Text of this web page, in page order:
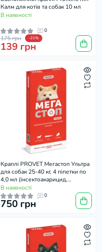
Калм для котів та собак 10 мл
В наявності
0
175 грн -21%
139 грн
Краплі PROVET Мегастоп Ультра
для собак 25-40 кг, 4 піпетки по
4,0 мл (інсектоакарицид,
антигельмінтик)
В наявності
0
750 грн